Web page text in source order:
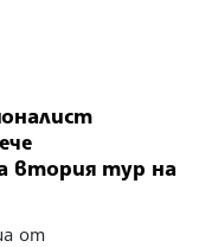
втория тур на
от